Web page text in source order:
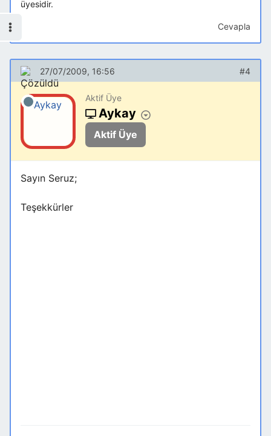
üyesidir.
Cevapla
27/07/2009, 16:56 #4
Aktif Üye
Aykay
Aktif Üye
Sayın Seruz;
Teşekkürler